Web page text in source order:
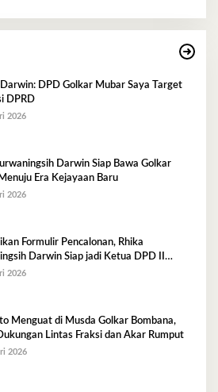
Darwin: DPD Golkar Mubar Saya Target
DPRD
2026
Darwin Siap Bawa Golkar
Era Kejayaan Baru
2026
Formulir Pencalonan, Rhika
Darwin Siap jadi Ketua DPD II
2026
Menguat di Musda Golkar Bombana,
Lintas Fraksi dan Akar Rumput
2026